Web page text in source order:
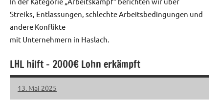
Streiks, Entlassungen, schlechte Arbeitsbedingungen und
andere Konflikte
mit Unternehmern in Haslach.
LHL hilft – 2000€ Lohn erkämpft
13. Mai 2025
LHL
Keine